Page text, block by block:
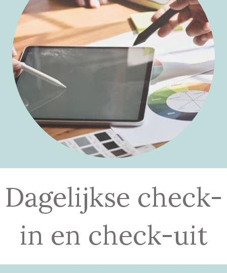
Dagelijkse check-
in en check-uit